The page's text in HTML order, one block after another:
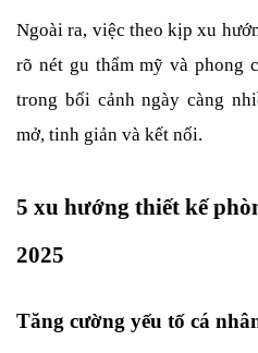
Ngoài ra, việc theo kịp xu
rõ nét gu thẩm mỹ và phong
trong bối cảnh ngày càng
mở, tinh giản và kết nối.
5 xu hướng thiết kế
2025
Tăng cường yếu tố cá